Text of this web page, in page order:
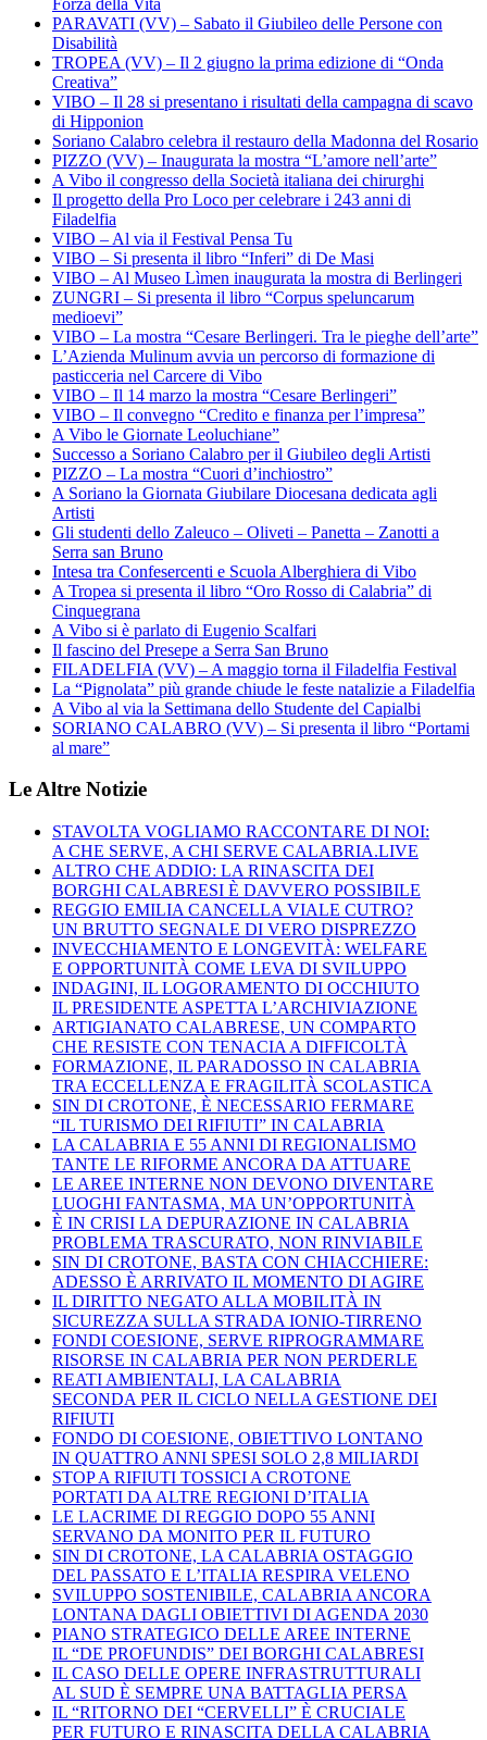
PARAVATI (VV) – Sabato il Giubileo delle Persone con
Disabilità
TROPEA (VV) – Il 2 giugno la prima edizione di “Onda
Creativa”
VIBO – Il 28 si presentano i risultati della campagna di scavo
di Hipponion
Soriano Calabro celebra il restauro della Madonna del Rosario
PIZZO (VV) – Inaugurata la mostra “L’amore nell’arte”
A Vibo il congresso della Società italiana dei chirurghi
Il progetto della Pro Loco per celebrare i 243 anni di
Filadelfia
VIBO – Al via il Festival Pensa Tu
VIBO – Si presenta il libro “Inferi” di De Masi
VIBO – Al Museo Lìmen inaugurata la mostra di Berlingeri
ZUNGRI – Si presenta il libro “Corpus speluncarum
medioevi”
VIBO – La mostra “Cesare Berlingeri. Tra le pieghe dell’arte”
L’Azienda Mulinum avvia un percorso di formazione di
pasticceria nel Carcere di Vibo
VIBO – Il 14 marzo la mostra “Cesare Berlingeri”
VIBO – Il convegno “Credito e finanza per l’impresa”
A Vibo le Giornate Leoluchiane”
Successo a Soriano Calabro per il Giubileo degli Artisti
PIZZO – La mostra “Cuori d’inchiostro”
A Soriano la Giornata Giubilare Diocesana dedicata agli
Artisti
Gli studenti dello Zaleuco – Oliveti – Panetta – Zanotti a
Serra san Bruno
Intesa tra Confesercenti e Scuola Alberghiera di Vibo
A Tropea si presenta il libro “Oro Rosso di Calabria” di
Cinquegrana
A Vibo si è parlato di Eugenio Scalfari
Il fascino del Presepe a Serra San Bruno
FILADELFIA (VV) – A maggio torna il Filadelfia Festival
La “Pignolata” più grande chiude le feste natalizie a Filadelfia
A Vibo al via la Settimana dello Studente del Capialbi
SORIANO CALABRO (VV) – Si presenta il libro “Portami
al mare”
Le Altre Notizie
STAVOLTA VOGLIAMO RACCONTARE DI NOI:
A CHE SERVE, A CHI SERVE CALABRIA.LIVE
ALTRO CHE ADDIO: LA RINASCITA DEI
BORGHI CALABRESI È DAVVERO POSSIBILE
REGGIO EMILIA CANCELLA VIALE CUTRO?
UN BRUTTO SEGNALE DI VERO DISPREZZO
INVECCHIAMENTO E LONGEVITÀ: WELFARE
E OPPORTUNITÀ COME LEVA DI SVILUPPO
INDAGINI, IL LOGORAMENTO DI OCCHIUTO
IL PRESIDENTE ASPETTA L’ARCHIVIAZIONE
ARTIGIANATO CALABRESE, UN COMPARTO
CHE RESISTE CON TENACIA A DIFFICOLTÀ
FORMAZIONE, IL PARADOSSO IN CALABRIA
TRA ECCELLENZA E FRAGILITÀ SCOLASTICA
SIN DI CROTONE, È NECESSARIO FERMARE
“IL TURISMO DEI RIFIUTI” IN CALABRIA
LA CALABRIA E 55 ANNI DI REGIONALISMO
TANTE LE RIFORME ANCORA DA ATTUARE
LE AREE INTERNE NON DEVONO DIVENTARE
LUOGHI FANTASMA, MA UN’OPPORTUNITÀ
È IN CRISI LA DEPURAZIONE IN CALABRIA
PROBLEMA TRASCURATO, NON RINVIABILE
SIN DI CROTONE, BASTA CON CHIACCHIERE:
ADESSO È ARRIVATO IL MOMENTO DI AGIRE
IL DIRITTO NEGATO ALLA MOBILITÀ IN
SICUREZZA SULLA STRADA IONIO-TIRRENO
FONDI COESIONE, SERVE RIPROGRAMMARE
RISORSE IN CALABRIA PER NON PERDERLE
REATI AMBIENTALI, LA CALABRIA
SECONDA PER IL CICLO NELLA GESTIONE DEI
RIFIUTI
FONDO DI COESIONE, OBIETTIVO LONTANO
IN QUATTRO ANNI SPESI SOLO 2,8 MILIARDI
STOP A RIFIUTI TOSSICI A CROTONE
PORTATI DA ALTRE REGIONI D’ITALIA
LE LACRIME DI REGGIO DOPO 55 ANNI
SERVANO DA MONITO PER IL FUTURO
SIN DI CROTONE, LA CALABRIA OSTAGGIO
DEL PASSATO E L’ITALIA RESPIRA VELENO
SVILUPPO SOSTENIBILE, CALABRIA ANCORA
LONTANA DAGLI OBIETTIVI DI AGENDA 2030
PIANO STRATEGICO DELLE AREE INTERNE
IL “DE PROFUNDIS” DEI BORGHI CALABRESI
IL CASO DELLE OPERE INFRASTRUTTURALI
AL SUD È SEMPRE UNA BATTAGLIA PERSA
IL “RITORNO DEI “CERVELLI” È CRUCIALE
PER FUTURO E RINASCITA DELLA CALABRIA